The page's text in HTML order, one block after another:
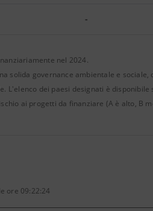
-
nel 2024.
solida governance ambientale e
L'elenco dei paesi designati è
ai progetti da finanziare (A è alto, B
ore 09:22:24